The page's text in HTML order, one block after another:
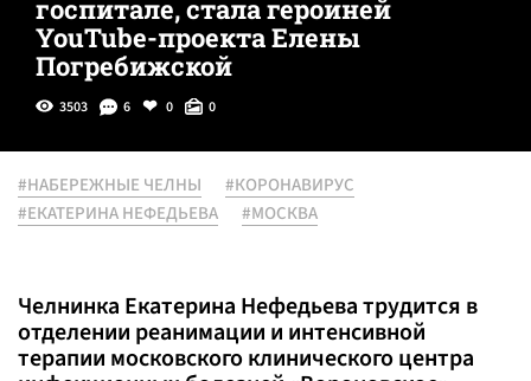
госпитале, стала героиней
YouTube-проекта Елены
Погребижской
3503 6 0 0
#НАБЕРЕЖНЫЕ ЧЕЛНЫ
#КОРОНАВИРУС
#ЕКАТЕРИНА НЕФЕДЬЕВА
#МОСКВА
Челнинка Екатерина Нефедьева трудится в
отделении реанимации и интенсивной
терапии московского клинического центра